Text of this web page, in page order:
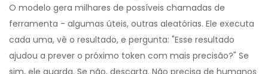
O modelo gera milhares de possíveis chamadas de
ferramenta - algumas úteis, outras aleatórias. Ele executa
cada uma, vê o resultado, e pergunta: "Esse resultado
ajudou a prever o próximo token com mais precisão?" Se